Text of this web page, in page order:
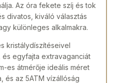
Az óra fekete szíj és tok
divatos, kiváló választás
különleges alkalmakra.
kristálydíszítéseivel
egyfajta extravaganciát
es átmérője ideális méret
és az 5ATM vízállóság